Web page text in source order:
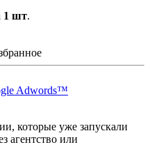
1 шт.
Adwords™
которые уже запускали
агентство или